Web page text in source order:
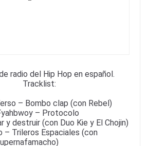
radio del Hip Hop en español.
Tracklist:
– Bombo clap (con Rebel)
– Protocolo
y destruir (con Duo Kie y El Chojin)
– Trileros Espaciales (con